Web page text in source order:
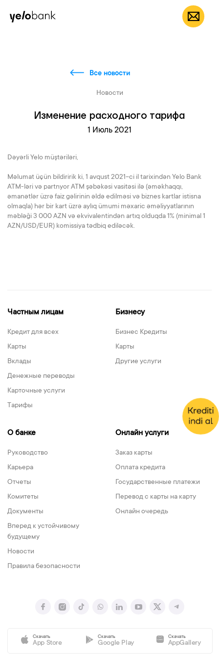
Частным лицам RU
Все новости
Новости
Изменение расходного тарифа
1 Июль 2021
Dəyərli Yelo müştəriləri,
Məlumat üçün bildiririk ki, 1 avqust 2021-ci il tarixindən Yelo Bank
ATM-ləri və partnyor ATM şəbəkəsi vasitəsi ilə (əməkhaqqı,
əmanətlər üzrə faiz gəlirinin əldə edilməsi və biznes kartlar istisna
olmaqla) hər bir kart üzrə aylıq ümumi məxaric əməliyyatlarının
məbləği 3 000 AZN və ekvivalentindən artıq olduqda 1% (minimal 1
AZN/USD/EUR) komissiya tədbiq ediləcək.
Частным лицам
Кредит для всех
Карты
Вклады
Денежные переводы
Карточные услуги
Тарифы
Бизнесу
Бизнес Кредиты
Карты
Другие услуги
О банке
Руководство
Карьера
Отчеты
Комитеты
Документы
Вперед к устойчивому
будущему
Новости
Правила безопасности
Онлайн услуги
Заказ карты
Оплата кредита
Государственные платежи
Перевод с карты на карту
Онлайн очередь
Скачать
App Store
Скачать
Google Play
Скачать
AppGallery